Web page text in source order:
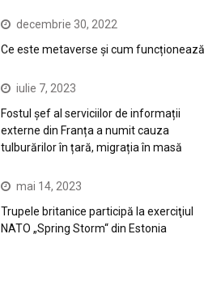
decembrie 30, 2022
Ce este metaverse și cum funcționează
iulie 7, 2023
Fostul șef al serviciilor de informații
externe din Franța a numit cauza
tulburărilor în țară, migrația în masă
mai 14, 2023
Trupele britanice participă la exerciţiul
NATO „Spring Storm“ din Estonia